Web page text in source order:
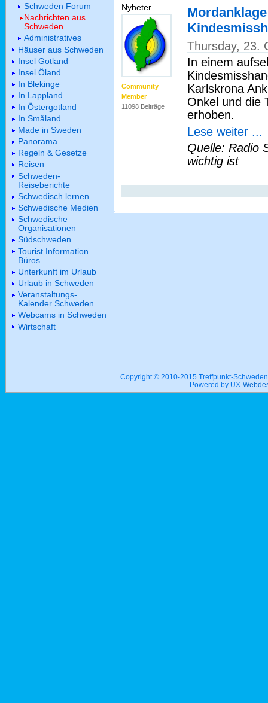
Nyheter
Community
Member
11098 Beiträge
Thursday, 23.
In einem
Karlskrona
Onkel und die
erhoben.
Lese weiter ...
Quelle: Radio
wichtig ist
Schweden Forum
Nachrichten aus
Schweden
Administratives
Häuser aus Schweden
Insel Gotland
Insel Öland
In Blekinge
In Lappland
In Östergotland
In Småland
Made in Sweden
Panorama
Regeln & Gesetze
Reisen
Schweden-
Reiseberichte
Schwedisch lernen
Schwedische Medien
Schwedische
Organisationen
Südschweden
Tourist Information
Büros
Unterkunft im Urlaub
Urlaub in Schweden
Veranstaltungs-
Kalender Schweden
Webcams in Schweden
Wirtschaft
Copyright © 2010-2015 Treffpunkt-
Powered by UX-